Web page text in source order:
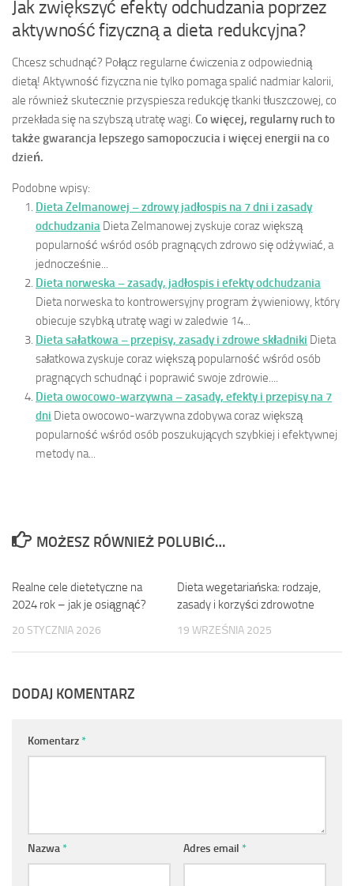
Jak zwiększyć efekty odchudzania poprzez
aktywność fizyczną a dieta redukcyjna?
Chcesz schudnąć? Połącz regularne ćwiczenia z odpowiednią
dietą! Aktywność fizyczna nie tylko pomaga spalić nadmiar kalorii,
ale również skutecznie przyspiesza redukcję tkanki tłuszczowej, co
przekłada się na szybszą utratę wagi. Co więcej, regularny ruch to
także gwarancja lepszego samopoczucia i więcej energii na co
dzień.
Podobne wpisy:
Dieta Zelmanowej – zdrowy jadłospis na 7 dni i zasady
odchudzania Dieta Zelmanowej zyskuje coraz większą
popularność wśród osób pragnących zdrowo się odżywiać, a
jednocześnie...
Dieta norweska – zasady, jadłospis i efekty odchudzania
Dieta norweska to kontrowersyjny program żywieniowy, który
obiecuje szybką utratę wagi w zaledwie 14...
Dieta sałatkowa – przepisy, zasady i zdrowe składniki Dieta
sałatkowa zyskuje coraz większą popularność wśród osób
pragnących schudnąć i poprawić swoje zdrowie....
Dieta owocowo-warzywna – zasady, efekty i przepisy na 7
dni Dieta owocowo-warzywna zdobywa coraz większą
popularność wśród osób poszukujących szybkiej i efektywnej
metody na...
MOŻESZ RÓWNIEŻ POLUBIĆ…
Realne cele dietetyczne na
2024 rok – jak je osiągnąć?
20 STYCZNIA 2026
Dieta wegetariańska: rodzaje,
zasady i korzyści zdrowotne
19 WRZEŚNIA 2025
DODAJ KOMENTARZ
Komentarz*
Nazwa* Adres email *